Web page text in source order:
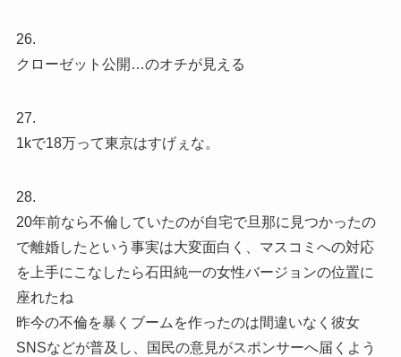
26.
クローゼット公開…のオチが見える
27.
1kで18万って東京はすげぇな。
28.
20年前なら不倫していたのが自宅で旦那に見つかったの
で離婚したという事実は大変面白く、マスコミへの対応
を上手にこなしたら石田純一の女性バージョンの位置に
座れたね
昨今の不倫を暴くブームを作ったのは間違いなく彼女
SNSなどが普及し、国民の意見がスポンサーへ届くよう